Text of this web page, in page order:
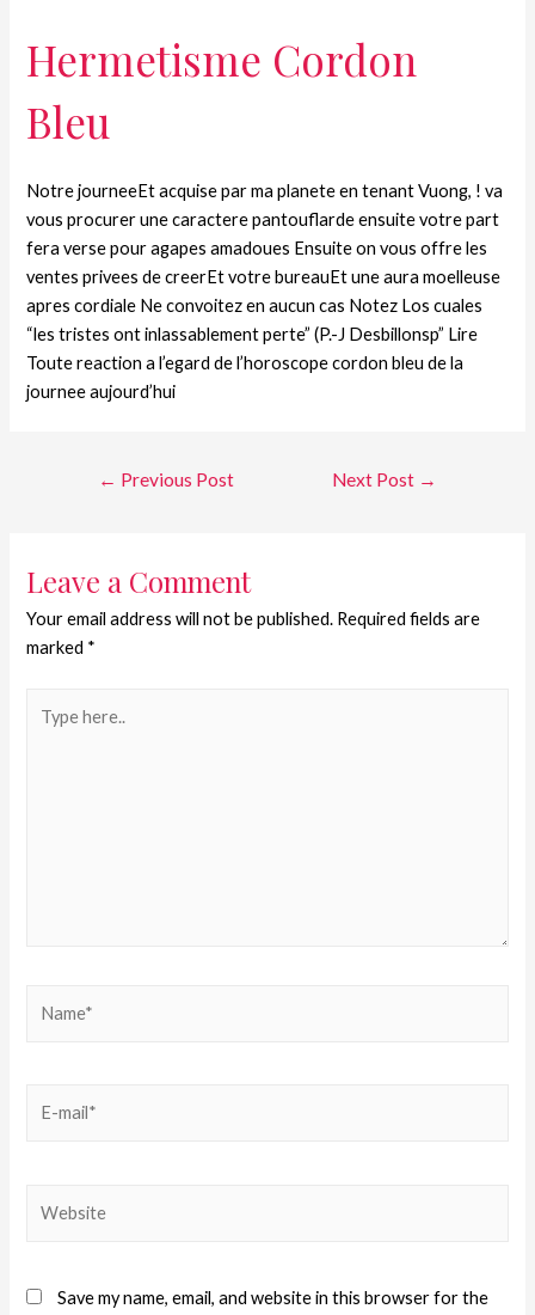
Hermetisme Cordon
Bleu
Notre journeeEt acquise par ma planete en tenant Vuong, ! va
vous procurer une caractere pantouflarde ensuite votre part
fera verse pour agapes amadoues Ensuite on vous offre les
ventes privees de creerEt votre bureauEt une aura moelleuse
apres cordiale Ne convoitez en aucun cas Notez Los cuales
“les tristes ont inlassablement perte” (P.-J Desbillonsp” Lire
Toute reaction a l’egard de l’horoscope cordon bleu de la
journee aujourd’hui
← Previous Post Next Post →
Leave a Comment
Your email address will not be published. Required fields are
marked *
Save my name, email, and website in this browser for the